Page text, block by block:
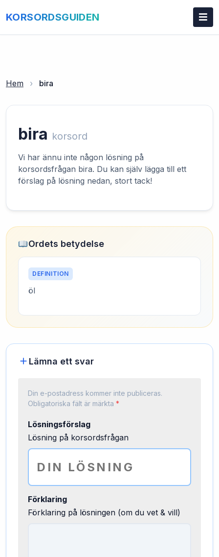
KORSORDSGUIDEN
Hem › bira
bira korsord
Vi har ännu inte någon lösning på
korsordsfrågan bira. Du kan själv lägga till ett
förslag på lösning nedan, stort tack!
Ordets betydelse
DEFINITION
öl
Lämna ett svar
Din e-postadress kommer inte publiceras.
Obligatoriska fält är märkta *
Lösningsförslag
Lösning på korsordsfrågan
Förklaring
Förklaring på lösningen (om du vet & vill)